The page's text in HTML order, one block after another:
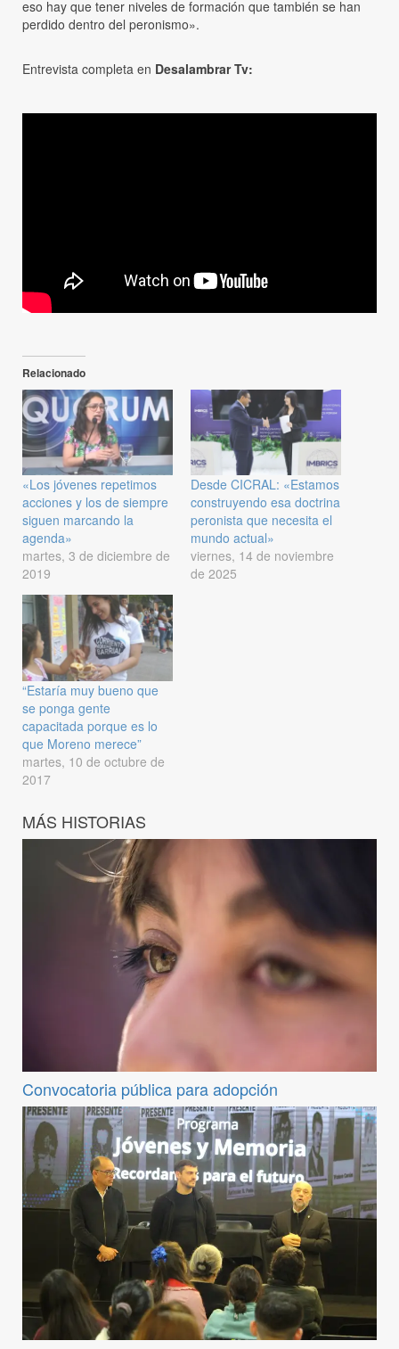
eso hay que tener niveles de formación que también se han
perdido dentro del peronismo».
Entrevista completa en Desalambrar Tv:
Relacionado
«Los jóvenes repetimos
acciones y los de siempre
siguen marcando la
agenda»
martes, 3 de diciembre de
2019
Desde CICRAL: «Estamos
construyendo esa doctrina
peronista que necesita el
mundo actual»
viernes, 14 de noviembre
de 2025
“Estaría muy bueno que
se ponga gente
capacitada porque es lo
que Moreno merece”
martes, 10 de octubre de
2017
MÁS HISTORIAS
Convocatoria pública para adopción